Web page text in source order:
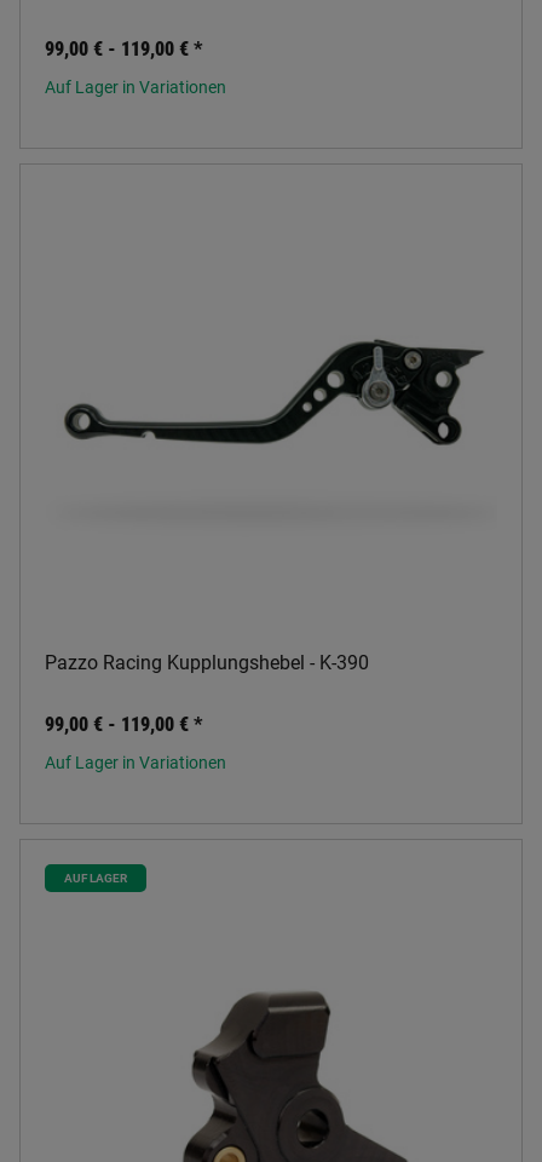
99,00 € - 119,00 € *
Auf Lager in Variationen
Pazzo Racing Kupplungshebel - K-390
99,00 € - 119,00 € *
Auf Lager in Variationen
AUF LAGER